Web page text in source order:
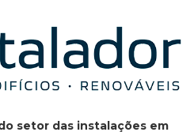
setor das instalações em